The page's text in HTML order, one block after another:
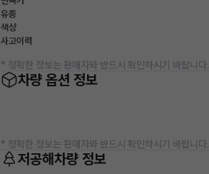
유종
색상
사고이력
* 정확한 정보는 판매자와 반드시 확인하시기 바랍니다.
차량 옵션 정보
* 정확한 정보는 판매자와 반드시 확인하시기 바랍니다.
저공해차량 정보